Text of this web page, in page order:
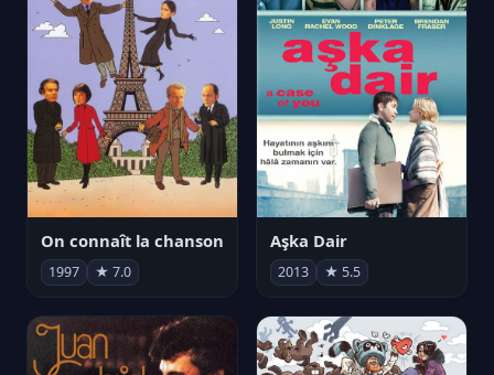
On connaît la chanson
1997 ★ 7.0
Aşka Dair
2013 ★ 5.5